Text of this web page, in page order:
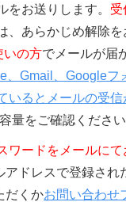
をお送りします。 受
、あらかじめ解除を
いの方でメールが届
、Gmail、Googleフ
いるとメールの受
量をご確認ください
ワードをメールにて
アドレスで登録され
だくかお問い合わせ